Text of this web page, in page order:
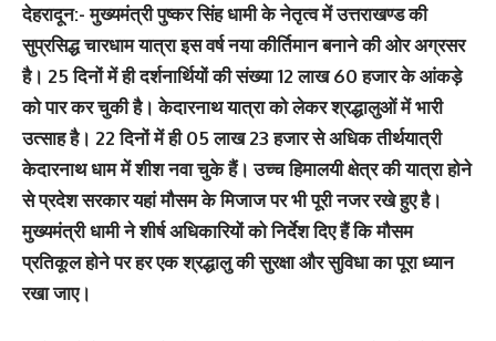
देहरादून:-मुख्यमंत्री पुष्कर सिंह धामी के नेतृत्व में उत्तराखण्ड की
सुप्रसिद्ध चारधाम यात्रा इस वर्ष नया कीर्तिमान बनाने की ओर अग्रसर
है। 25 दिनों में ही दर्शनार्थियों की संख्या 12 लाख 60 हजार के आंकड़े
को पार कर चुकी है। केदारनाथ यात्रा को लेकर श्रद्धालुओं में भारी
उत्साह है। 22 दिनों में ही 05 लाख 23 हजार से अधिक तीर्थयात्री
केदारनाथ धाम में शीश नवा चुके हैं। उच्च हिमालयी क्षेत्र की यात्रा होने
से प्रदेश सरकार यहां मौसम के मिजाज पर भी पूरी नजर रखे हुए है।
मुख्यमंत्री धामी ने शीर्ष अधिकारियों को निर्देश दिए हैं कि मौसम
प्रतिकूल होने पर हर एक श्रद्धालु की सुरक्षा और सुविधा का पूरा ध्यान
रखा जाए।